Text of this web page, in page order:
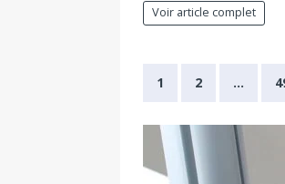
Voir article complet
1 2 …